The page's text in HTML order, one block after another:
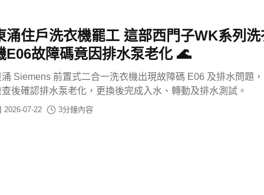
涌住戶洗衣機罷工 這部西門子WK系列洗
E06故障碼竟因排水泵老化 🌊
涌 Siemens 前置式二合一洗衣機出現故障碼 E06 及排水問題
查後確認排水泵老化，更換後完成入水、轉動及排水測試。
2026-07-22 3分鐘內容